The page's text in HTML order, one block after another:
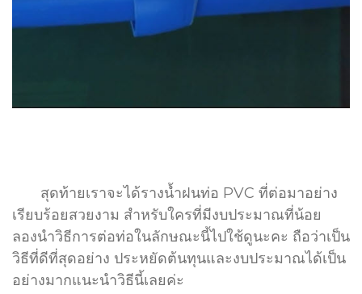
สุดท้ายเราจะได้รางน้ำฝนท่อ PVC ที่ต่อมาอย่าง
เรียบร้อยสวยงาม สำหรับใครที่มีงบประมาณที่น้อย
ลองนำวิธีการต่อท่อในลักษณะนี้ไปใช้ดูนะคะ ถือว่าเป็น
วิธีที่ดีที่สุดอย่าง ประหยัดต้นทุนและงบประมาณได้เป็น
อย่างมากแนะนำวิธีนี้เลยค่ะ